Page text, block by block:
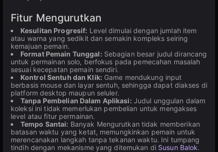
Fitur Mengurutkan
Kesulitan Progresif: Level dimulai dengan jumlah item
atau warna yang sedikit dan semakin kompleks seiring
kemajuan pemain.
Format Pemain Tunggal: Sebagian besar judul dirancang
untuk permainan solo, berfokus pada pemecahan masalah
sesuai kecepatan pemain sendiri.
Kontrol Sentuh dan Klik: Game mendukung input
berbasis mouse dan layar sentuh, sehingga dapat diakses di
platform desktop maupun seluler.
Tanpa Pembelian Dalam Aplikasi: Judul unggulan dalam
koleksi ini tidak memerlukan pembelian untuk mengakses
level atau fitur permainan.
Tempo Santai: Banyak Mengurutkan tidak memberikan
batasan waktu yang ketat, memungkinkan pemain untuk
merencanakan langkah tanpa tekanan waktu. Ini tumpang
tindih dengan mekanisme yang ditemukan di Susun Balok.